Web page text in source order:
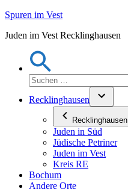
Zum
springen
Spuren im Vest
Juden im Vest Recklinghausen
Suchen
nach:
Recklinghausen
Recklinghausen
Juden in Süd
Jüdische Petriner
Juden im Vest
Kreis RE
Bochum
Andere Orte